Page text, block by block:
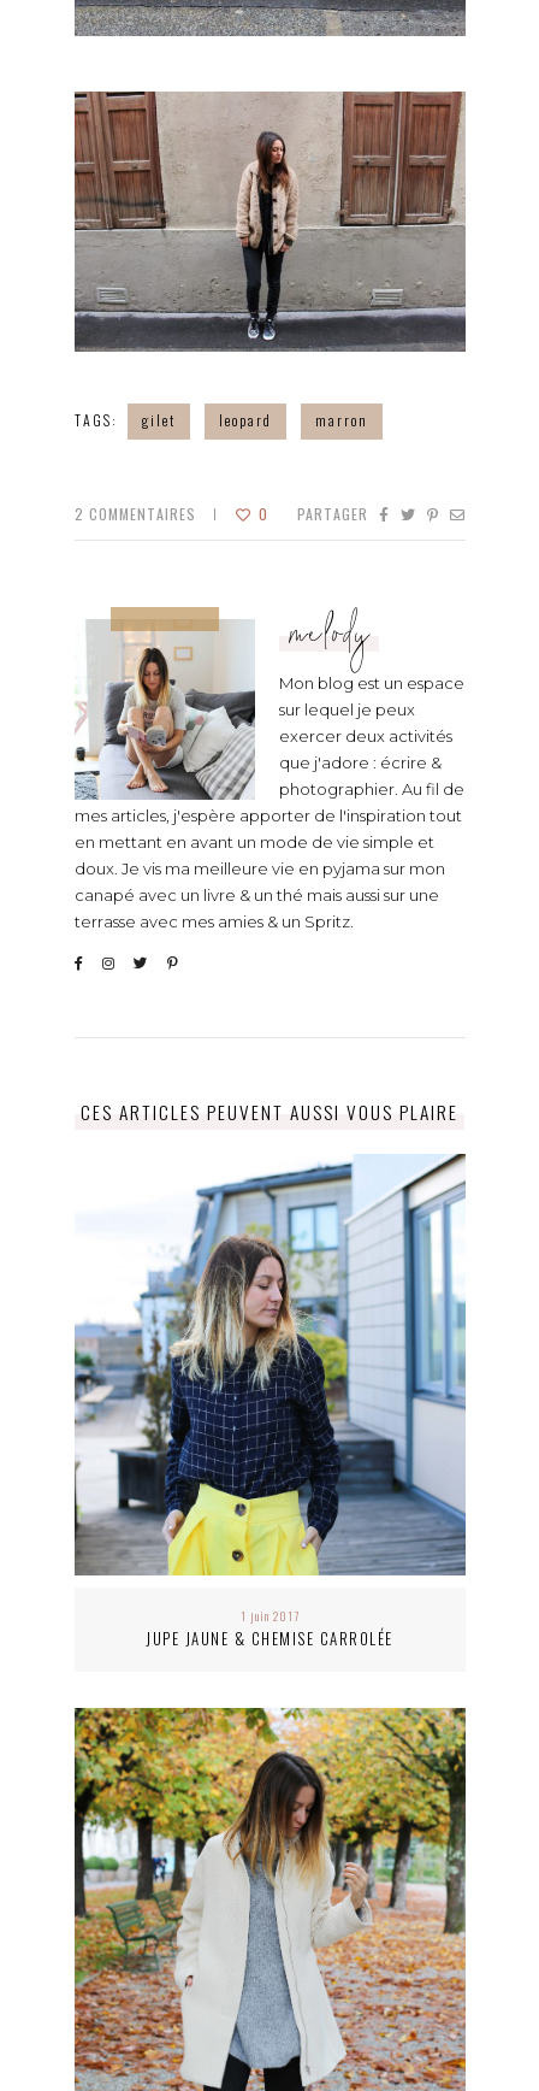
TAGS: gilet leopard marron
2 COMMENTAIRES 0 PARTAGER
melody
Mon blog est un espace
sur lequel je peux
exercer deux activités
que j'adore : écrire &
photographier. Au fil de
mes articles, j'espère apporter de l'inspiration tout
en mettant en avant un mode de vie simple et
doux. Je vis ma meilleure vie en pyjama sur mon
canapé avec un livre & un thé mais aussi sur une
terrasse avec mes amies & un Spritz.
CES ARTICLES PEUVENT AUSSI VOUS PLAIRE
1 juin 2017
JUPE JAUNE & CHEMISE CARROLÉE